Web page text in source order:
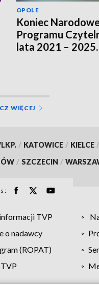
OPOLE
Koniec
Programu
lata 2021 –
WIĘCEJ
/ KATOWICE / KIELCE /
/ SZCZECIN /
TVP
o nadawcy
(ROPAT)